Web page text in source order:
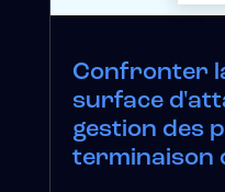
Confronter
surface
gestion des
terminaison